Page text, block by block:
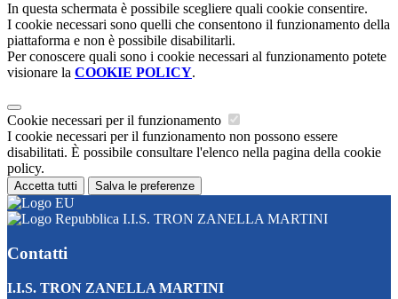
In questa schermata è possibile scegliere quali cookie consentire.
I cookie necessari sono quelli che consentono il funzionamento della
piattaforma e non è possibile disabilitarli.
Per conoscere quali sono i cookie necessari al funzionamento potete
visionare la COOKIE POLICY.
Cookie necessari per il funzionamento
I cookie necessari per il funzionamento non possono essere
disabilitati. È possibile consultare l'elenco nella pagina della cookie
policy.
Accetta tutti Salva le preferenze
I.I.S. TRON ZANELLA MARTINI
Contatti
I.I.S. TRON ZANELLA MARTINI